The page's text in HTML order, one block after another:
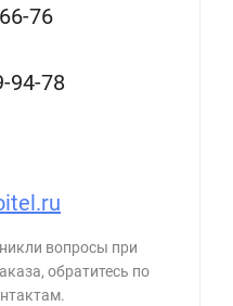
76
94-78
вопросы при
обратитесь по